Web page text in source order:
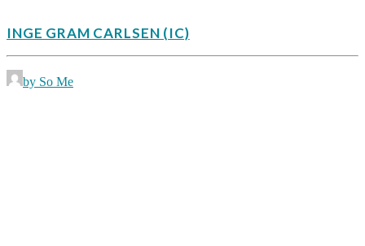
INGE GRAM CARLSEN (IC)
by So Me